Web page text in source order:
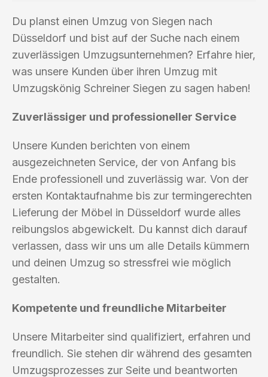
Du planst einen Umzug von Siegen nach
Düsseldorf und bist auf der Suche nach einem
zuverlässigen Umzugsunternehmen? Erfahre hier,
was unsere Kunden über ihren Umzug mit
Umzugskönig Schreiner Siegen zu sagen haben!
Zuverlässiger und professioneller Service
Unsere Kunden berichten von einem
ausgezeichneten Service, der von Anfang bis
Ende professionell und zuverlässig war. Von der
ersten Kontaktaufnahme bis zur termingerechten
Lieferung der Möbel in Düsseldorf wurde alles
reibungslos abgewickelt. Du kannst dich darauf
verlassen, dass wir uns um alle Details kümmern
und deinen Umzug so stressfrei wie möglich
gestalten.
Kompetente und freundliche Mitarbeiter
Unsere Mitarbeiter sind qualifiziert, erfahren und
freundlich. Sie stehen dir während des gesamten
Umzugsprozesses zur Seite und beantworten